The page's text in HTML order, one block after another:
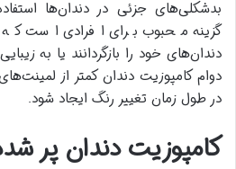
بدشکلی‌های جزئی در دندان‌ها
گزینه محبوب برای افرادی است
دندان‌های خود را بازگردانند یا به
دوام کامپوزیت دندان کمتر از
در طول زمان تغییر رنگ ایجاد شود.
کامپوزیت دندان پر